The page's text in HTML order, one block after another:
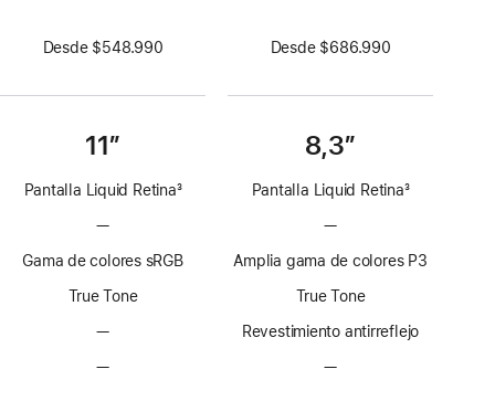
Desde $548.990
11”
Pantalla Liquid Retina3
—Sin
ProMotion
Gama de colores sRGB
True Tone
—Sin
—Sin
Desde $686.990
8,3”
Pantalla Liquid Retina
pie
3
—Sin
ProMotion
Amplia gama de colores P3
True Tone
Revestimiento antirreflejo
—Sin